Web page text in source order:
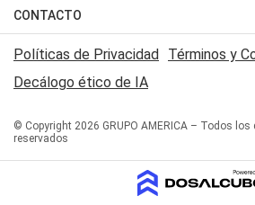
Judiciales
Economia
Trucos caseros
Series y Películas
Edictos y Solicitadas
Mundial
Automovilismo
Rugby
Básquet
Canal 7 en Vivo
San Juan 8
CONTACTO
Acerca de Nosotros
Contactanos
Políticas de Privacidad Términos y
Decálogo ético de IA
© Copyright 2026 GRUPO AMERICA – Todos los
reservados